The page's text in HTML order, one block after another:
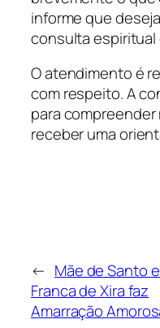
informe que
consulta espiritual
O atendimento é
com respeito. A
para
receber uma
← Mãe de Santo
Franca de Xira faz
Amarração